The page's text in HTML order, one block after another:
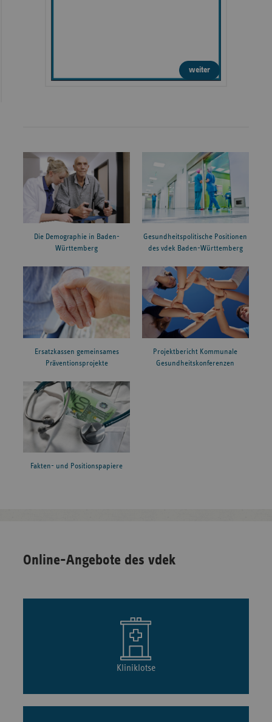
weiter
Die Demographie in Baden-
Württemberg
Gesundheitspolitische Positionen
des vdek Baden-Württemberg
Ersatzkassen gemeinsames
Präventionsprojekte
Projektbericht Kommunale
Gesundheitskonferenzen
Fakten- und Positionspapiere
Online-Angebote des vdek
Kliniklotse